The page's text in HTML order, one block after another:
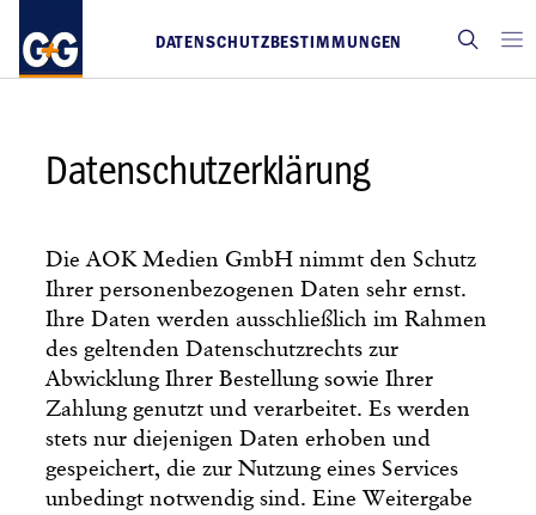
DATENSCHUTZBESTIMMUNGEN
Datenschutzerklärung
Die AOK Medien GmbH nimmt den Schutz
Ihrer personenbezogenen Daten sehr ernst.
Ihre Daten werden ausschließlich im Rahmen
des geltenden Datenschutzrechts zur
Abwicklung Ihrer Bestellung sowie Ihrer
Zahlung genutzt und verarbeitet. Es werden
stets nur diejenigen Daten erhoben und
gespeichert, die zur Nutzung eines Services
unbedingt notwendig sind. Eine Weitergabe